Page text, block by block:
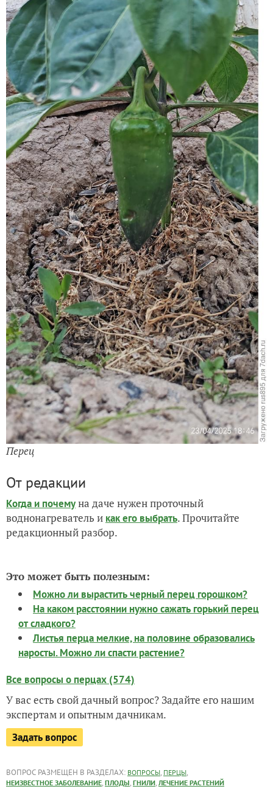
Перец
От редакции
Когда и почемуна даче нужен проточный
воднонагреватель и как его выбрать. Прочитайте
редакционный разбор.
Это может быть полезным:
Можно ли вырастить черный перец горошком?
На каком расстоянии нужно сажать горький перец
от сладкого?
Листья перца мелкие, на половине образовались
наросты. Можно ли спасти растение?
Все вопросы о перцах (574)
У вас есть свой дачный вопрос? Задайте его нашим
экспертам и опытным дачникам.
Задать вопрос
ВОПРОС РАЗМЕЩЕН В РАЗДЕЛАХ: ВОПРОСЫ, ПЕРЦЫ,
НЕИЗВЕСТНОЕ ЗАБОЛЕВАНИЕ, ПЛОДЫ, ГНИЛИ, ЛЕЧЕНИЕ РАСТЕНИЙ